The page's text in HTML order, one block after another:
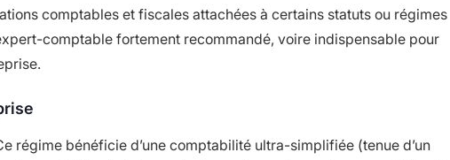
comptables et fiscales attachées à certains statuts ou régimes
comptable fortement recommandé, voire indispensable pour
régime bénéficie d’une comptabilité ultra-simplifiée (tenue d’un